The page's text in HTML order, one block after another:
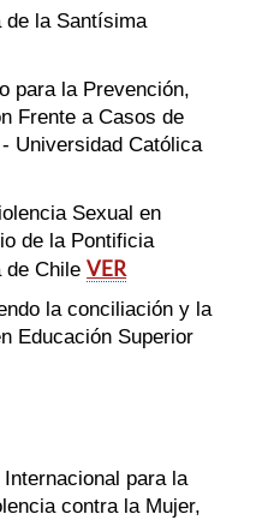
de la Santísima
para la Prevención,
Frente a Casos de
Universidad Católica
Sexual en
de la Pontificia
de ChileVER
la conciliación y la
Educación Superior
para la
contra la Mujer,